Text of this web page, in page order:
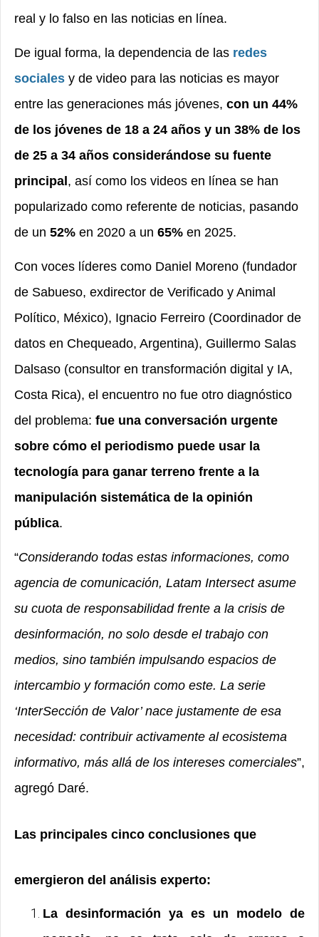
real y lo falso en las noticias en línea.
De igual forma, la dependencia de las redes
sociales y de video para las noticias es mayor
entre las generaciones más jóvenes, con un 44%
de los jóvenes de 18 a 24 años y un 38% de los
de 25 a 34 años considerándose su fuente
principal , así como los videos en línea se han
popularizado como referente de noticias, pasando
de un 52% en 2020 a un 65% en 2025.
Con voces líderes como Daniel Moreno (fundador
de Sabueso, exdirector de Verificado y Animal
Político, México), Ignacio Ferreiro (Coordinador de
datos en Chequeado, Argentina), Guillermo Salas
Dalsaso (consultor en transformación digital y IA,
Costa Rica), el encuentro no fue otro diagnóstico
del problema: fue una conversación urgente
sobre cómo el periodismo puede usar la
tecnología para ganar terreno frente a la
manipulación sistemática de la opinión
pública.
“Considerando todas estas informaciones, como
agencia de comunicación, Latam Intersect asume
su cuota de responsabilidad frente a la crisis de
desinformación, no solo desde el trabajo con
medios, sino también impulsando espacios de
intercambio y formación como este. La serie
‘InterSección de Valor’ nace justamente de esa
necesidad: contribuir activamente al ecosistema
informativo, más allá de los intereses comerciales”,
agregó Daré.
Las principales cinco conclusiones que
emergieron del análisis experto:
La desinformación ya es un modelo de